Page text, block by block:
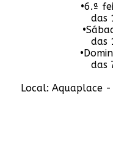
•6.ª
das
das
das
Local: Aquaplace